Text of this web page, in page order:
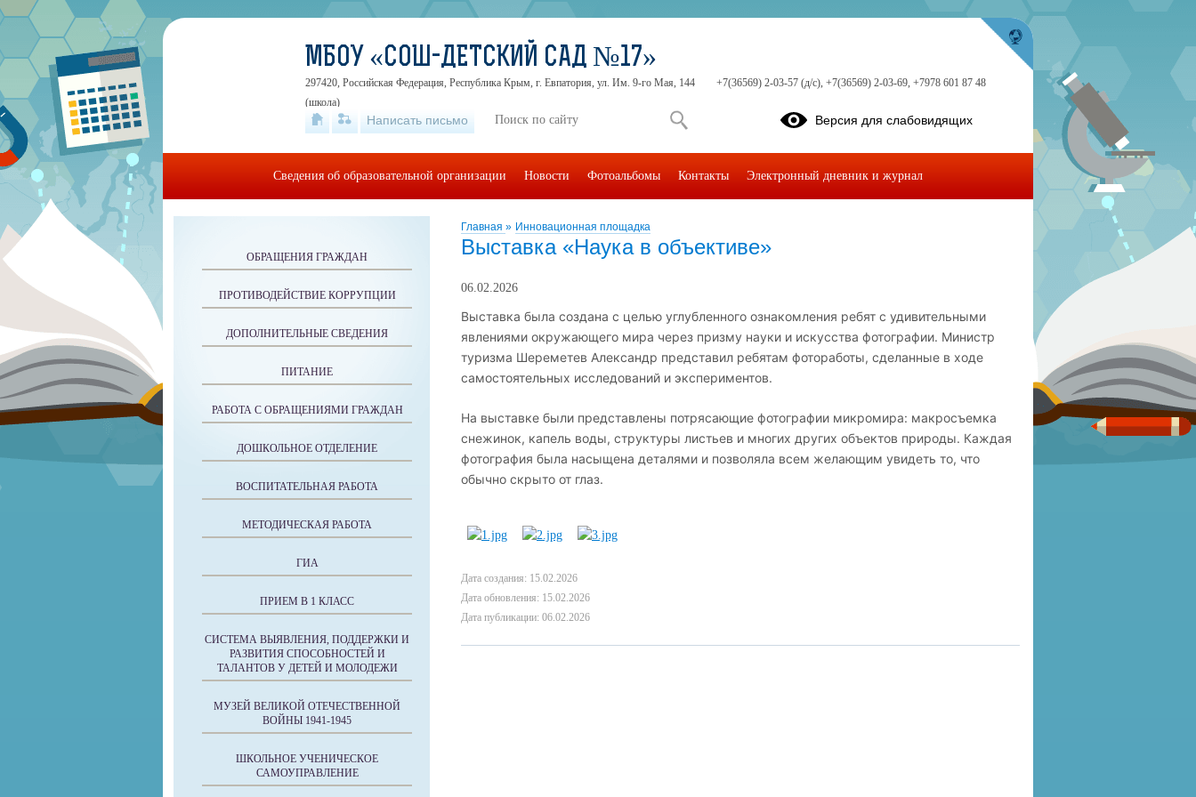
Главная » Инновационная площадка
Выставка «Наука в объективе»
06.02.2026
Выставка была создана с целью углубленного ознакомления ребят с удивительными
явлениями окружающего мира через призму науки и искусства фотографии. Министр
туризма Шереметев Александр представил ребятам фотоработы, сделанные в ходе
самостоятельных исследований и экспериментов.
На выставке были представлены потрясающие фотографии микромира: макросъемка
снежинок, капель воды, структуры листьев и многих других объектов природы. Каждая
фотография была насыщена деталями и позволяла всем желающим увидеть то, что
обычно скрыто от глаз.
Дата создания: 15.02.2026
Дата обновления: 15.02.2026
Дата публикации: 06.02.2026
ОБРАЩЕНИЯ ГРАЖДАН
ПРОТИВОДЕЙСТВИЕ КОРРУПЦИИ
ДОПОЛНИТЕЛЬНЫЕ СВЕДЕНИЯ
ПИТАНИЕ
РАБОТА С ОБРАЩЕНИЯМИ ГРАЖДАН
ДОШКОЛЬНОЕ ОТДЕЛЕНИЕ
ВОСПИТАТЕЛЬНАЯ РАБОТА
МЕТОДИЧЕСКАЯ РАБОТА
ГИА
ПРИЕМ В 1 КЛАСС
СИСТЕМА ВЫЯВЛЕНИЯ, ПОДДЕРЖКИ И
РАЗВИТИЯ СПОСОБНОСТЕЙ И
ТАЛАНТОВ У ДЕТЕЙ И МОЛОДЕЖИ
МУЗЕЙ ВЕЛИКОЙ ОТЕЧЕСТВЕННОЙ
ВОЙНЫ 1941-1945
ШКОЛЬНОЕ УЧЕНИЧЕСКОЕ
САМОУПРАВЛЕНИЕ
МБОУ «СОШ-ДЕТСКИЙ САД №17»
297420, Российская Федерация, Республика Крым, г. Евпатория, ул. Им. 9-го Мая, 144
+7(36569) 2-03-57 (д/с), +7(36569) 2-03-69, +7978 601 87 48
(школа)
Написать письмо Версия для слабовидящих
Сведения об образовательной организации Новости Фотоальбомы Контакты Электронный дневник и журнал